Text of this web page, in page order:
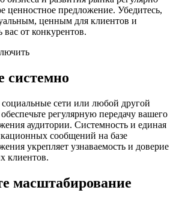
ценностное предложение. Убедитесь,
ценным для клиентов и
вас от конкурентов.
системно
социальные сети или любой другой
регулярную передачу вашего
аудитории. Системность и единая
сообщений на базе
укрепляет узнаваемость и доверие
клиентов.
масштабирование